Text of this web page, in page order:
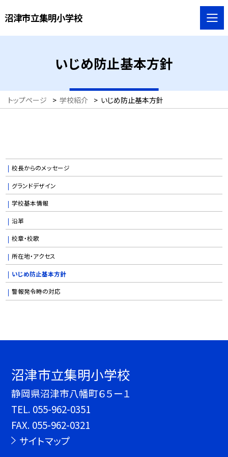
沼津市立集明小学校
いじめ防止基本方針
トップページ > 学校紹介 > いじめ防止基本方針
校長からのメッセージ
グランドデザイン
学校基本情報
沿革
校章・校歌
所在地・アクセス
いじめ防止基本方針
警報発令時の対応
沼津市立集明小学校
静岡県沼津市八幡町６５ー１
TEL. 055-962-0351
FAX. 055-962-0321
サイトマップ